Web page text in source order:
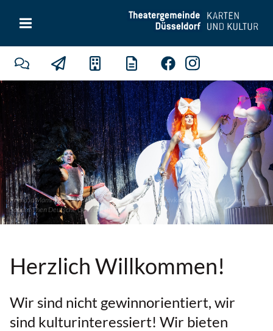
Prima la Mamma! Scott Hendricks (Mamma Agata), Slávka Zámecníková (Daria) |
Sandra Then Deutsche Oper am Rhein
Herzlich Willkommen!
Wir sind nicht gewinnorientiert, wir
sind kulturinteressiert! Wir bieten